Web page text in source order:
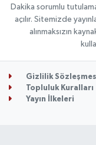
Dakika sorumlu
açılır. Sitemizde
alınmaksızın
Gizlilik
Topluluk Kuralları
Yayın İlkeleri